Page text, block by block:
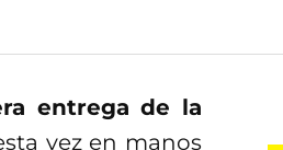
entrega de la
vez en manos